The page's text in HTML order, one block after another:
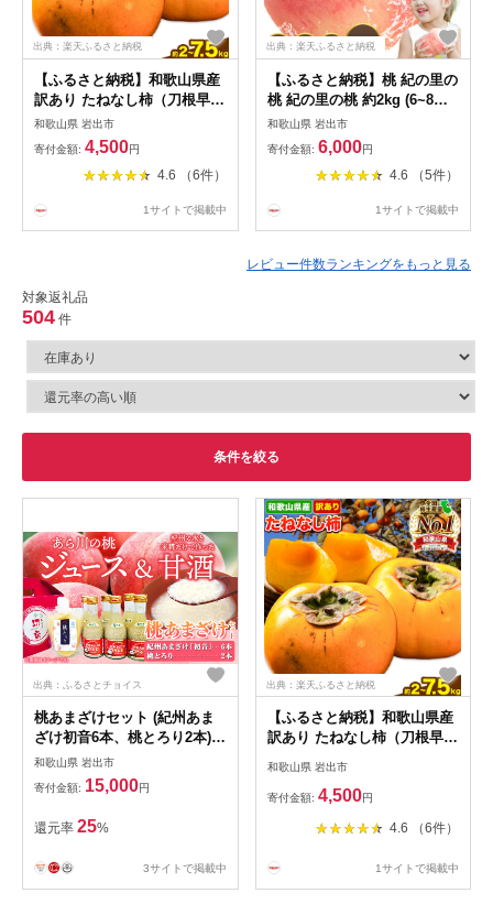
出典：楽天ふるさと納税
【ふるさと納税】和歌山県産
訳あり たねなし柿（刀根早生
柿・平核無柿）選べる 約2kg
約4kg 約7.5kg 《2026年9月
中旬-11月上旬頃出荷(土日祝
除く)》 和歌山県 岩出市 訳あ
フルーツ カキ
和歌山県 岩出市
寄付金額: 4,500円
4.6 （6件）
1サイトで掲載中
出典：楽天ふるさと納税
【ふるさと納税】桃 紀の里の
桃 紀の里の桃 約2kg (6~8玉)/
2玉 /約1kg(3~5玉) 《6月中
旬-8月中旬頃出荷》 2026年
先行予約 紀の里の桃 白鳳 日
川白鳳 なつっこ 清水白桃 川
和歌山県 岩出市
寄付金額: 6,000円
4.6 （5件）
1サイトで掲載中
レビュー件数ランキングをもっと見る
対象返礼品
504 件
条件を絞る
出典：ふるさとチョイス
桃あまざけセット (紀州あま
ざけ初音6本、桃とろり2本)
株式会社紀ノ國フーズ 《90日
以内に順次出荷(土日祝除
く)》 和歌山県 岩出市 甘酒
桃ジュース 送料無料
和歌山県 岩出市
寄付金額: 15,000円
還元率 25%
3サイトで掲載中
出典：楽天ふるさと納税
【ふるさと納税】和歌山県産
訳あり たねなし柿（刀根早生
柿・平核無柿）選べる 約2kg
約4kg 約7.5kg 《2026年9月
中旬-11月上旬頃出荷(土日祝
り ご家庭用 種なし柿 柿 果物
和歌山県 岩出市
寄付金額: 4,500円
4.6 （6件）
1サイトで掲載中